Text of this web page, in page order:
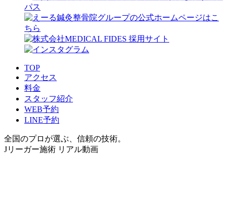
TOP
アクセス
料金
スタッフ紹介
WEB予約
LINE予約
全国のプロが選ぶ、信頼の技術。
Jリーガー施術 リアル動画